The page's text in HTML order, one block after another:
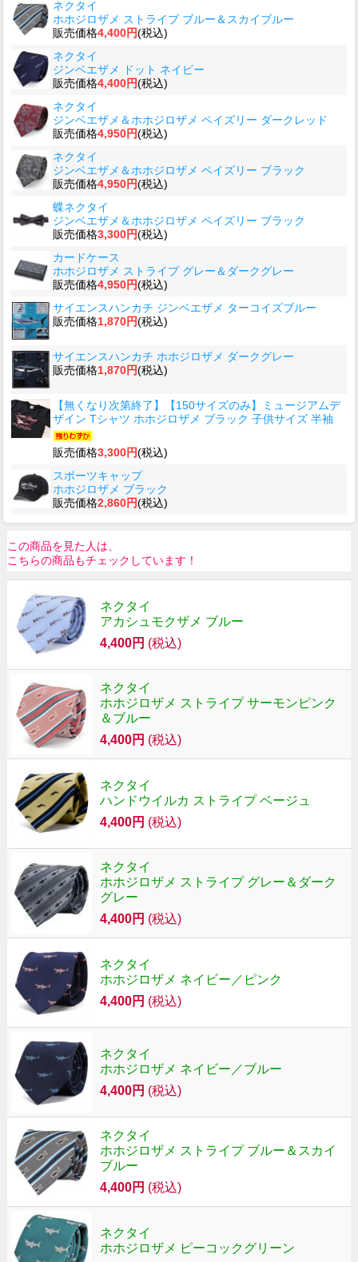
ネクタイ
ホホジロザメ ストライプ ブルー＆スカイブルー
販売価格4,400円(税込)
ネクタイ
ジンベエザメ ドット ネイビー
販売価格4,400円(税込)
ネクタイ
ジンベエザメ＆ホホジロザメ ペイズリー ダークレッド
販売価格4,950円(税込)
ネクタイ
ジンベエザメ＆ホホジロザメ ペイズリー ブラック
販売価格4,950円(税込)
蝶ネクタイ
ジンベエザメ＆ホホジロザメ ペイズリー ブラック
販売価格3,300円(税込)
カードケース
ホホジロザメ ストライプ グレー＆ダークグレー
販売価格4,950円(税込)
サイエンスハンカチ ジンベエザメ ターコイズブルー
販売価格1,870円(税込)
サイエンスハンカチ ホホジロザメ ダークグレー
販売価格1,870円(税込)
【無くなり次第終了】【150サイズのみ】ミュージアムデ
ザイン Tシャツ ホホジロザメ ブラック 子供サイズ 半袖
販売価格3,300円(税込)
スポーツキャップ
ホホジロザメ ブラック
販売価格2,860円(税込)
この商品を見た人は、
こちらの商品もチェックしています！
ネクタイ
アカシュモクザメ ブルー
4,400円 (税込)
ネクタイ
ホホジロザメ ストライプ サーモンピンク
＆ブルー
4,400円 (税込)
ネクタイ
ハンドウイルカ ストライプ ベージュ
4,400円 (税込)
ネクタイ
ホホジロザメ ストライプ グレー＆ダーク
グレー
4,400円 (税込)
ネクタイ
ホホジロザメ ネイビー／ピンク
4,400円 (税込)
ネクタイ
ホホジロザメ ネイビー／ブルー
4,400円 (税込)
ネクタイ
ホホジロザメ ストライプ ブルー＆スカイ
ブルー
4,400円 (税込)
ネクタイ
ホホジロザメ ピーコックグリーン